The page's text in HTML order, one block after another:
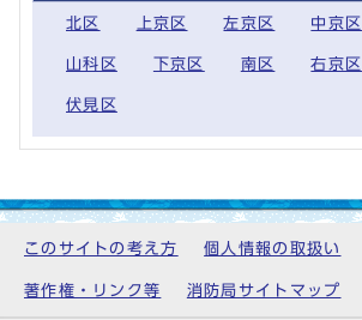
北区 上京区 左京区 中京区
山科区 下京区 南区 右京区
伏見区
このサイトの考え方 個人情報の取扱い
著作権・リンク等 消防局サイトマップ